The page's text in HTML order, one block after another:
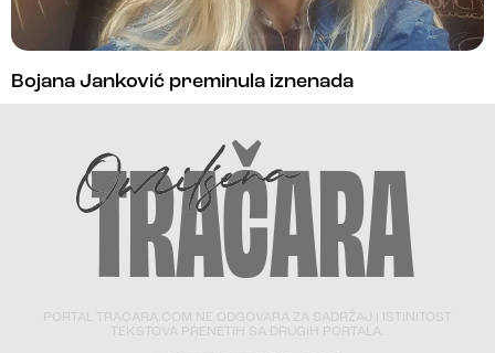
Bojana Janković preminula iznenada
PORTAL TRACARA.COM NE ODGOVARA ZA SADRŽAJ I ISTINITOST
TEKSTOVA PRENETIH SA DRUGIH PORTALA.